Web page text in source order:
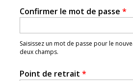
Confirmer le mot de passe *
Saisissez un mot de passe pour le
deux champs.
Point de retrait *